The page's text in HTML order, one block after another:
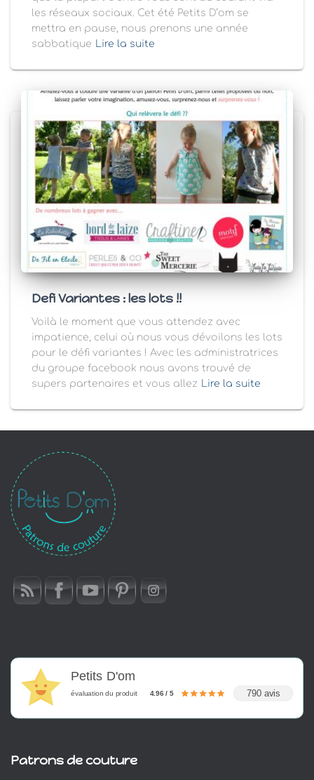
les réseaux sociaux. Cet été Petits D’om se
mettra en pause, nous prenons une année
sabbatique Lire la suite
Defi Variantes : les lots !!
Voilà le moment que vous attendez avec
impatience, celui où nous vous dévoilons les lots
pour le défi variantes ! Avec les administratrices
du groupe facebook nous avons trouvé de
supers partenaires et vous allez Lire la suite
Petits D'om
évaluation du produit 4.96 / 5 790 avis
Patrons de couture